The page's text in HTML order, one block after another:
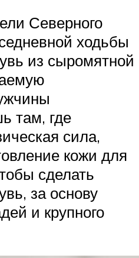
Северного
ходьбы
из сыромятной
там, где
сила,
кожи для
сделать
за основу
и крупного